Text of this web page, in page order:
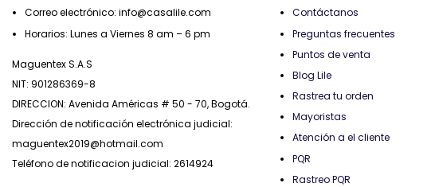
Correo electrónico: info@casalile.com
Horarios: Lunes a Viernes 8 am – 6 pm
Maguentex S.A.S
NIT: 901286369-8
DIRECCION: Avenida Américas # 50 - 70, Bogotá.
Dirección de notificación electrónica judicial:
maguentex2019@hotmail.com
Teléfono de notificacion judicial: 2614924
Contáctanos
Preguntas frecuentes
Puntos de venta
Blog Lile
Rastrea tu orden
Mayoristas
Atención a el cliente
PQR
Rastreo PQR